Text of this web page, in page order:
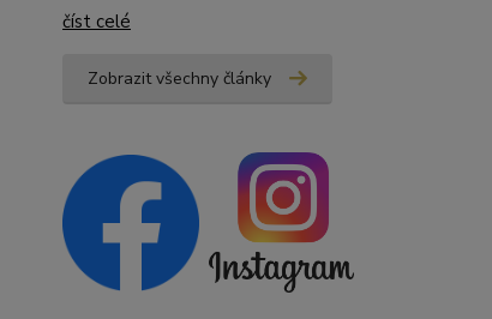
číst celé
Zobrazit všechny články